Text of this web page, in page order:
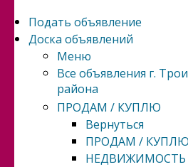
Подать объявление
Доска объявлений
Меню
Все объявления г.
района
ПРОДАМ / КУПЛЮ
Вернуться
ПРОДАМ / КУПЛЮ
НЕДВИЖИМОСТЬ